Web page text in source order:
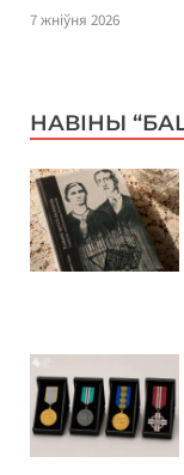
7 жніўня 2026
НАВІНЫ